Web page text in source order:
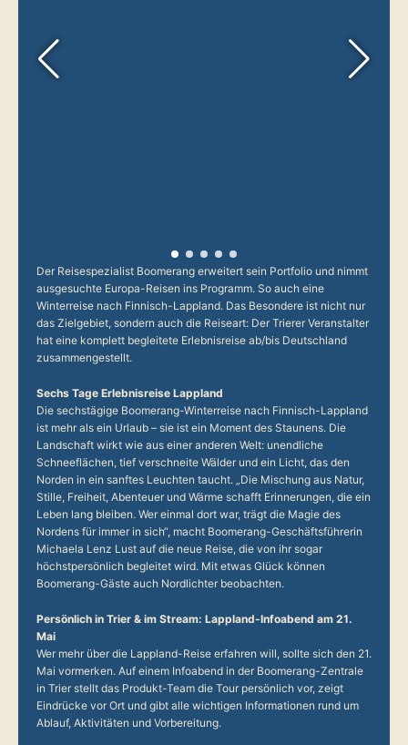
Der Reisespezialist Boomerang erweitert sein Portfolio und nimmt
ausgesuchte Europa-Reisen ins Programm. So auch eine
Winterreise nach Finnisch-Lappland. Das Besondere ist nicht nur
das Zielgebiet, sondern auch die Reiseart: Der Trierer Veranstalter
hat eine komplett begleitete Erlebnisreise ab/bis Deutschland
zusammengestellt.
Sechs Tage Erlebnisreise Lappland
Die sechstägige Boomerang-Winterreise nach Finnisch-Lappland
ist mehr als ein Urlaub – sie ist ein Moment des Staunens. Die
Landschaft wirkt wie aus einer anderen Welt: unendliche
Schneeflächen, tief verschneite Wälder und ein Licht, das den
Norden in ein sanftes Leuchten taucht. „Die Mischung aus Natur,
Stille, Freiheit, Abenteuer und Wärme schafft Erinnerungen, die ein
Leben lang bleiben. Wer einmal dort war, trägt die Magie des
Nordens für immer in sich“, macht Boomerang-Geschäftsführerin
Michaela Lenz Lust auf die neue Reise, die von ihr sogar
höchstpersönlich begleitet wird. Mit etwas Glück können
Boomerang-Gäste auch Nordlichter beobachten.
Persönlich in Trier & im Stream: Lappland-Infoabend am 21.
Mai
Wer mehr über die Lappland-Reise erfahren will, sollte sich den 21.
Mai vormerken. Auf einem Infoabend in der Boomerang-Zentrale
in Trier stellt das Produkt-Team die Tour persönlich vor, zeigt
Eindrücke vor Ort und gibt alle wichtigen Informationen rund um
Ablauf, Aktivitäten und Vorbereitung.